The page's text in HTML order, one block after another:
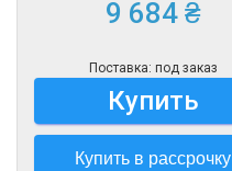
9 684 ₴
Поставка: под заказ
Купить
Купить в рассрочку